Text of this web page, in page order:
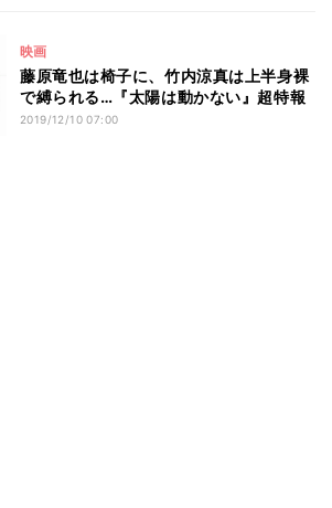
映画
藤原竜也は椅子に、竹内涼真は上半身裸
で縛られる…『太陽は動かない』超特報
2019/12/10 07:00